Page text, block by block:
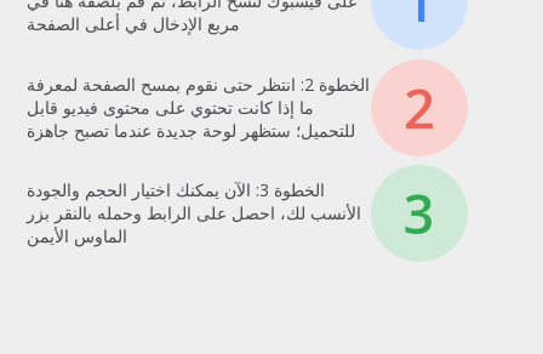
مربع الإدخال في أعلى الصفحة
2
الخطوة 2: انتظر حتى نقوم بمسح الصفحة لمعرفة
ما إذا كانت تحتوي على محتوى فيديو قابل
للتحميل؛ ستظهر لوحة جديدة عندما تصبح جاهزة
3
الخطوة 3: الآن يمكنك اختيار الحجم والجودة
الأنسب لك، احصل على الرابط وحمله بالنقر بزر
الماوس الأيمن